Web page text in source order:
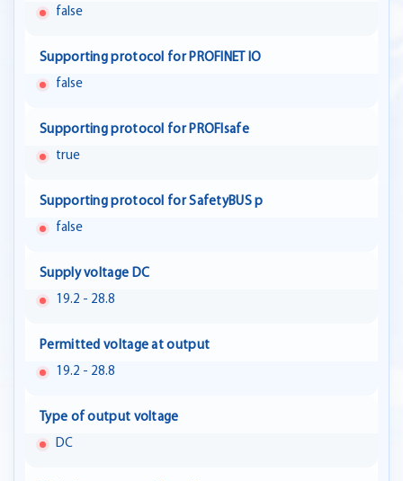
false
Supporting protocol for PROFINET IO
false
Supporting protocol for PROFIsafe
true
Supporting protocol for SafetyBUS p
false
Supply voltage DC
19.2 - 28.8
Permitted voltage at output
19.2 - 28.8
Type of output voltage
DC